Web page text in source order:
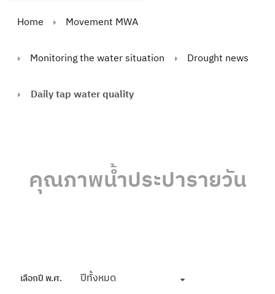
Home Movement MWA
Monitoring the water situation Drought news
Daily tap water quality
คุณภาพน้ำประปารายวัน
เลือกปี พ.ศ. ปีทั้งหมด